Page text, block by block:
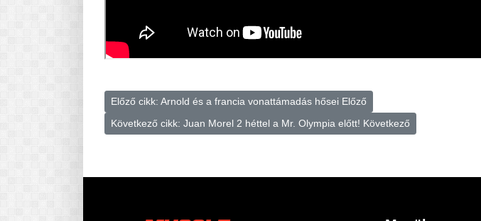
Előző cikk: Arnold és a francia vonattámadás hősei Előző
Következő cikk: Juan Morel 2 héttel a Mr. Olympia előtt! Következő